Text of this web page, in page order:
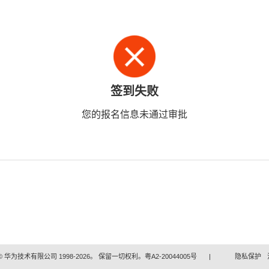
签到失败
您的报名信息未通过审批
华为技术有限公司 1998-2026。 保留一切权利。粤A2-20044005号 | 隐私保护